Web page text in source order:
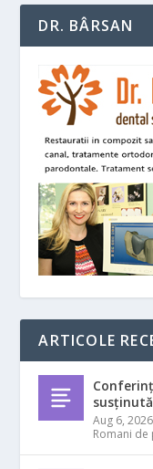
DR. BÂRSAN
ARTICOLE
Aug 6, 2026
Romani